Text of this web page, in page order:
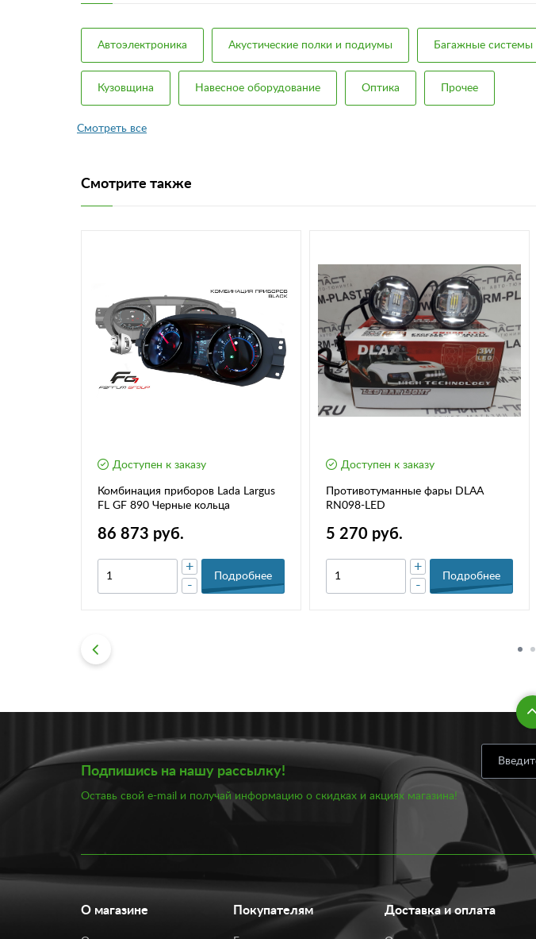
Автоэлектроника Акустические полки и подиумы Багажные системы
Кузовщина Навесное оборудование Оптика Прочее
Смотрите также
Доступен к заказу
Комбинация приборов Lada Largus
FL GF 890 Черные кольца
86 873 руб.
-
+
Подробнее
Доступен к заказу
Противотуманные фары DLAA
RN098-LED
5 270 руб.
-
+
Подробнее
Подпишись на нашу рассылку!
Оставь свой e-mail и получай информацию о скидках и акциях магазина!
О магазине Покупателям Доставка и оплата